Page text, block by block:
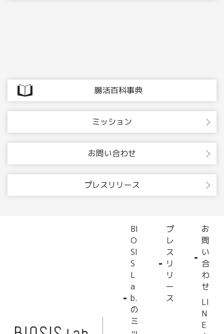
腸活百科事典
ミッション
お問い合わせ
プレスリリース
BI
O
SI
S
L
a
b.
の
ミ
プ
レ
ス
リ
リ
ー
ス
お
問
い
合
わ
せ
LI
N
E